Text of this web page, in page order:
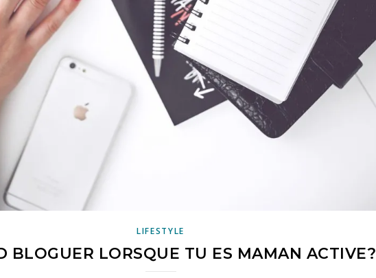
LIFESTYLE
BLOGUER LORSQUE TU ES MAMAN ACTIVE?